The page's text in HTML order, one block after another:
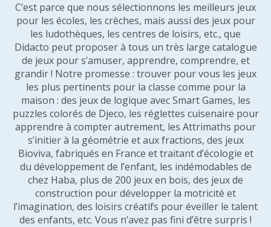
C’est parce que nous sélectionnons les meilleurs jeux
pour les écoles, les crèches, mais aussi des jeux pour
les ludothèques, les centres de loisirs, etc., que
Didacto peut proposer à tous un très large catalogue
de jeux pour s’amuser, apprendre, comprendre, et
grandir ! Notre promesse : trouver pour vous les jeux
les plus pertinents pour la classe comme pour la
maison : des jeux de logique avec Smart Games, les
puzzles colorés de Djeco, les réglettes cuisenaire pour
apprendre à compter autrement, les Attrimaths pour
s’initier à la géométrie et aux fractions, des jeux
Bioviva, fabriqués en France et traitant d’écologie et
du développement de l’enfant, les indémodables de
chez Haba, plus de 200 jeux en bois, des jeux de
construction pour développer la motricité et
l’imagination, des loisirs créatifs pour éveiller le talent
des enfants, etc. Vous n’avez pas fini d’être surpris !